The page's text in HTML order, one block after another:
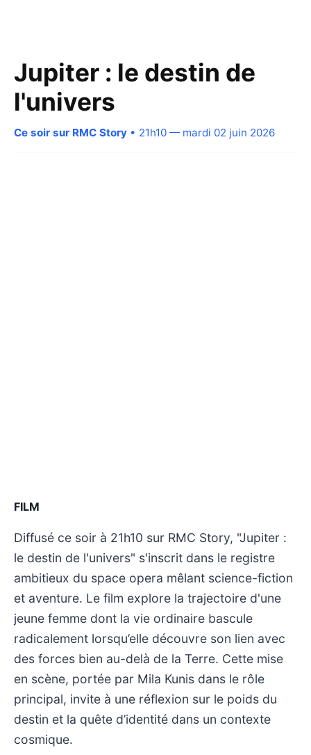
Jupiter : le destin de
l'univers
Ce soir sur RMC Story • 21h10 — mardi 02 juin 2026
FILM
Diffusé ce soir à 21h10 sur RMC Story, "Jupiter :
le destin de l'univers" s'inscrit dans le registre
ambitieux du space opera mêlant science-fiction
et aventure. Le film explore la trajectoire d'une
jeune femme dont la vie ordinaire bascule
radicalement lorsqu’elle découvre son lien avec
des forces bien au-delà de la Terre. Cette mise
en scène, portée par Mila Kunis dans le rôle
principal, invite à une réflexion sur le poids du
destin et la quête d’identité dans un contexte
cosmique.